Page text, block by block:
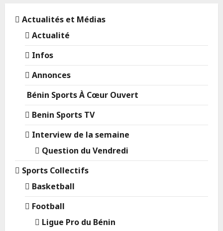
Actualités et Médias
Actualité
Infos
Annonces
Bénin Sports À Cœur Ouvert
Benin Sports TV
Interview de la semaine
Question du Vendredi
Sports Collectifs
Basketball
Football
Ligue Pro du Bénin